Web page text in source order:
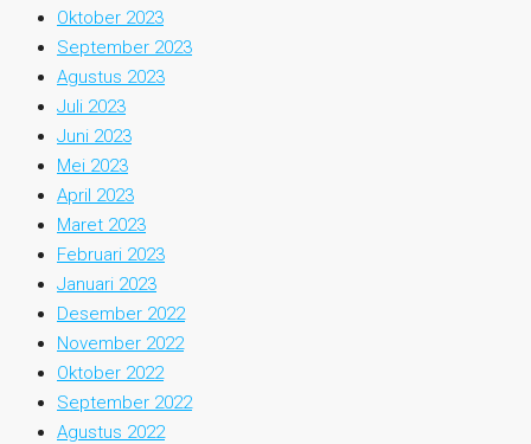
Oktober 2023
September 2023
Agustus 2023
Juli 2023
Juni 2023
Mei 2023
April 2023
Maret 2023
Februari 2023
Januari 2023
Desember 2022
November 2022
Oktober 2022
September 2022
Agustus 2022